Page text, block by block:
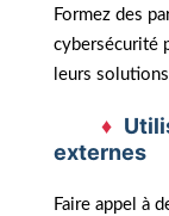
Formez des
cybersécurité
leurs
externes
Faire appel à